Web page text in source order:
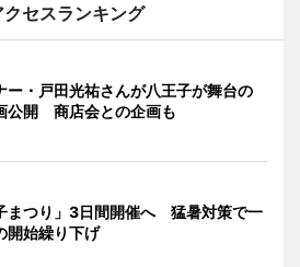
クセスランキング
ー・戸田光祐さんが八王子が舞台の
公開 商店会との企画も
まつり」3日間開催へ 猛暑対策で一
開始繰り下げ